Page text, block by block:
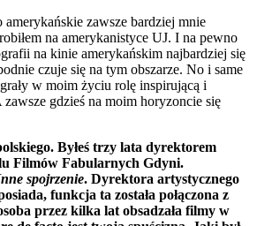
zawsze bardziej mnie
na amerykanistyce UJ. I na pewno
na kinie amerykańskim najbardziej się
czuje się na tym obszarze. No i same
w moim życiu rolę inspirującą i
gdzieś na moim horyzoncie się
Byłeś trzy lata dyrektorem
Filmów Fabularnych Gdyni.
spojrzenie. Dyrektora artystycznego
funkcja ta została połączona z
przez kilka lat obsadzała filmy w